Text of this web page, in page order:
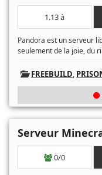
1.13 à
Pandora est un serveur
seulement de la joie, du ri
FREEBUILD,
Serveur
0/0